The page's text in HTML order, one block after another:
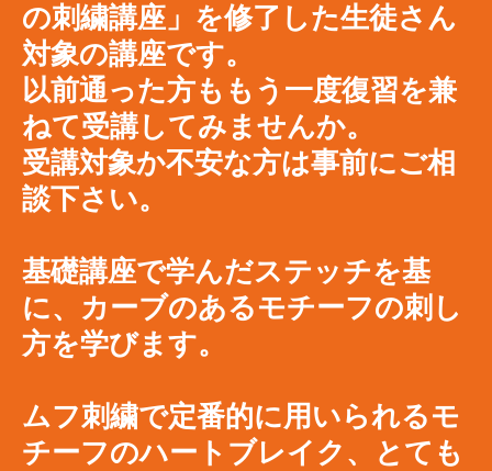
の刺繍講座」を修了した生徒さん
対象の講座です。
以前通った方ももう一度復習を兼
ねて受講してみませんか。
受講対象か不安な方は事前にご相
談下さい。
基礎講座で学んだステッチを基
に、カーブのあるモチーフの刺し
方を学びます。
ムフ刺繍で定番的に用いられるモ
チーフのハートブレイク、とても